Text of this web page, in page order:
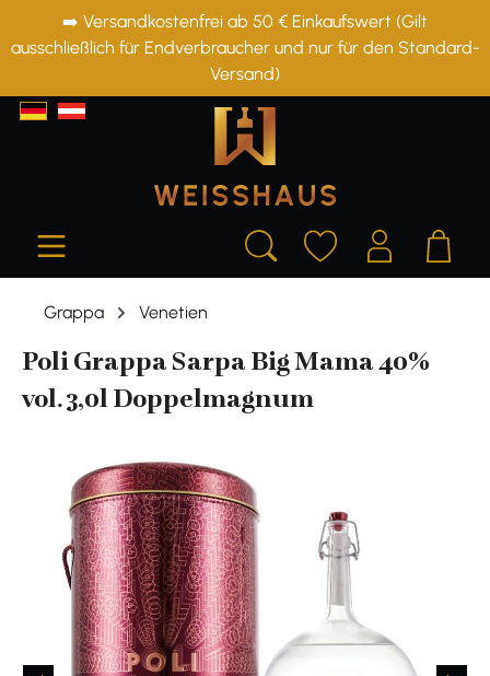
springen
➡️ Versandkostenfrei ab 50 € Einkaufswert (Gilt
ausschließlich für Endverbraucher und nur für den Standard-
Versand)
Grappa Venetien
Poli Grappa Sarpa Big Mama 40%
vol. 3,0l Doppelmagnum
Bildergalerie überspringen